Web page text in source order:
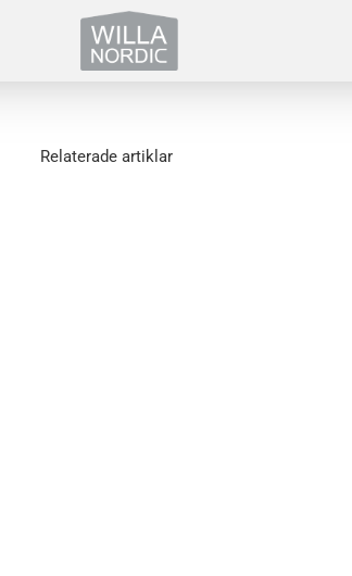
Relaterade artiklar